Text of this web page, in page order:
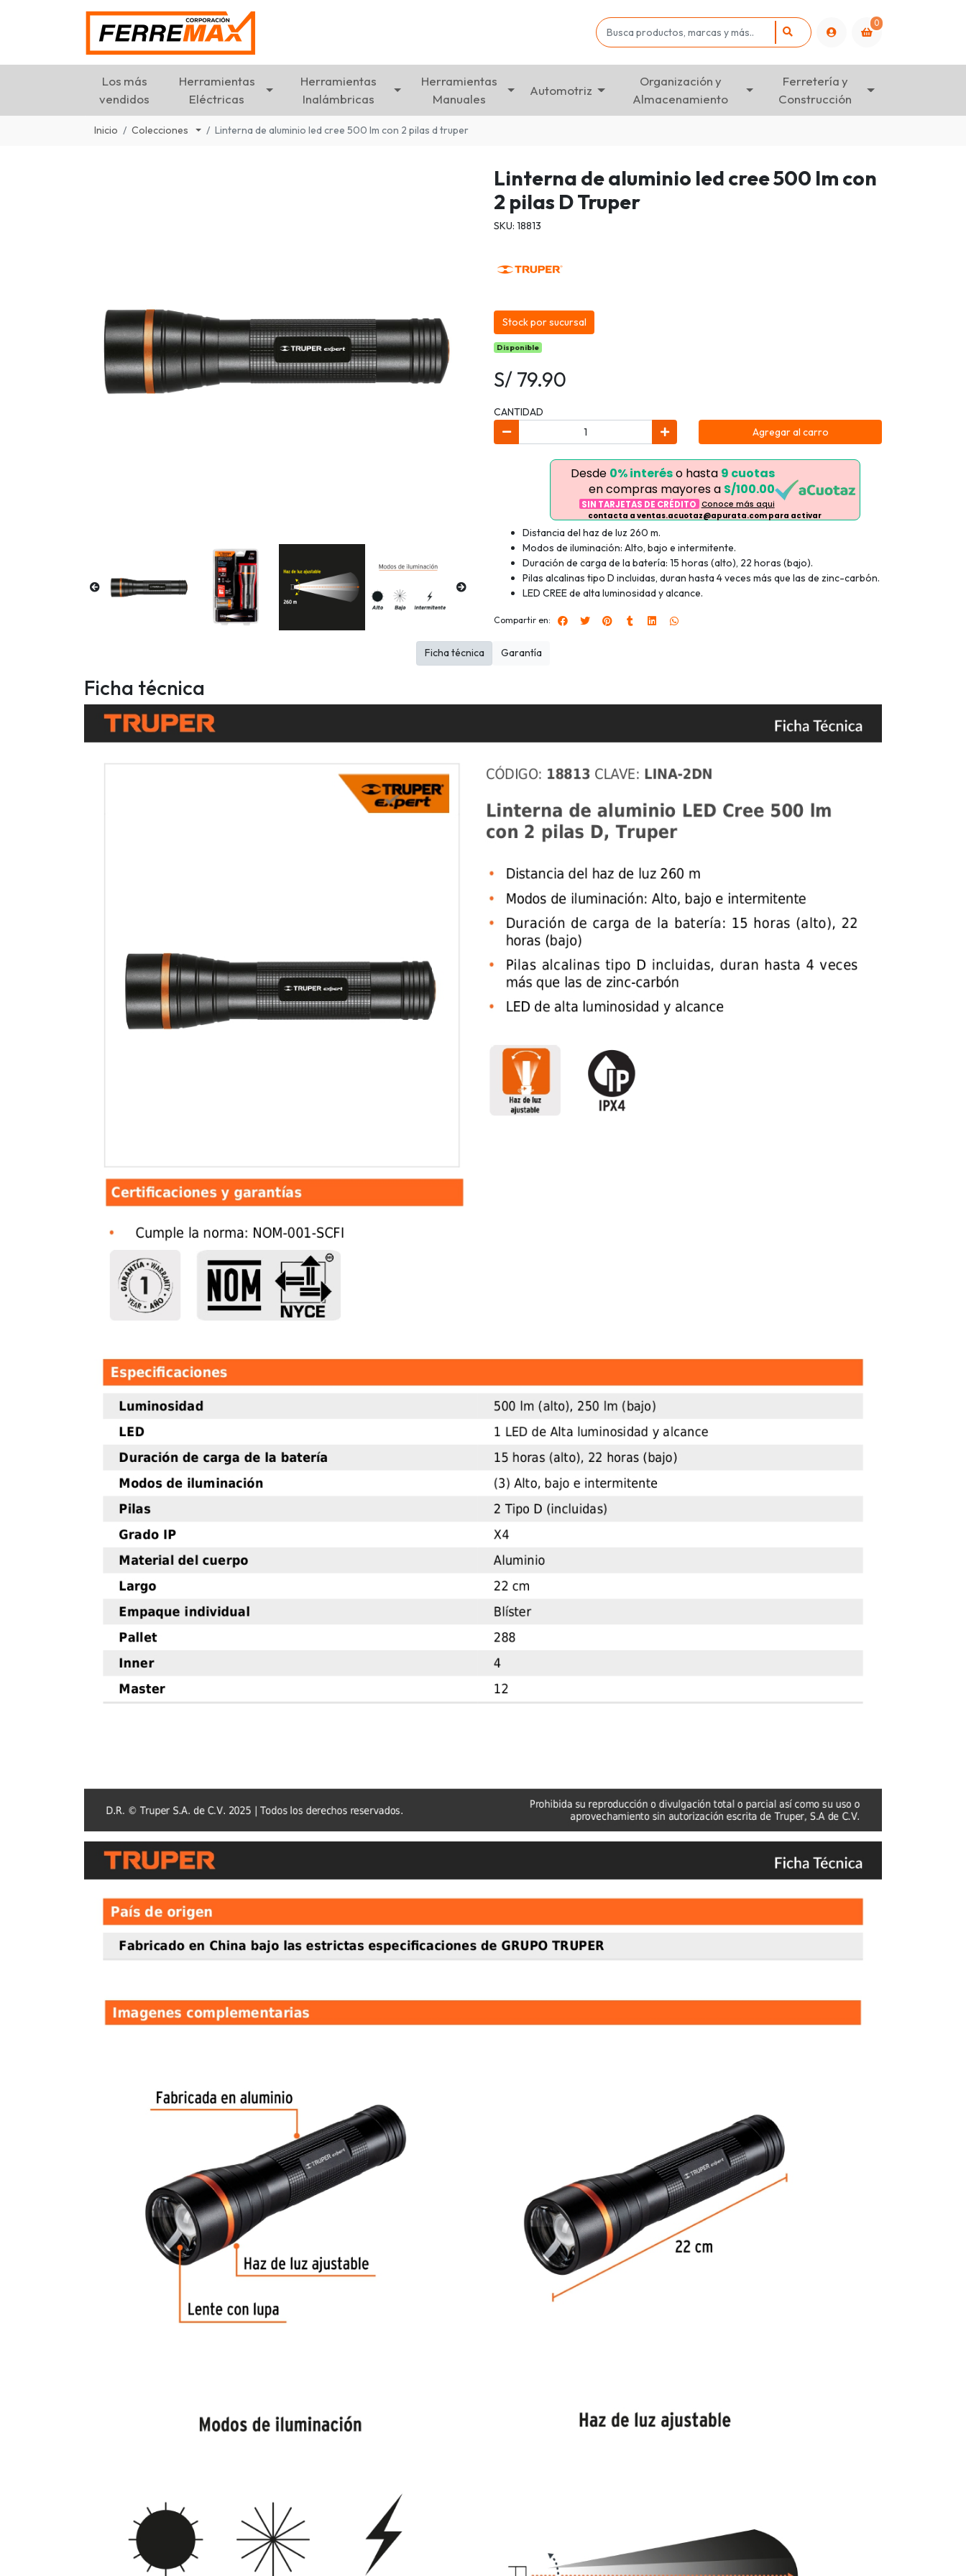
0
Los más
vendidos
Herramientas
Eléctricas
Herramientas
Inalámbricas
Herramientas
Manuales
Automotriz
Organización y
Almacenamiento
Ferretería y
Construcción
Inicio Colecciones Linterna de aluminio led cree 500 lm con 2 pilas d truper
Linterna de aluminio led cree 500 lm con
2 pilas D Truper
SKU: 18813
Stock por sucursal
Disponible
S/ 79.90
CANTIDAD
Agregar al carro
Desde 0% interéso hasta 9 cuotas
en compras mayores a S/100.00
SIN TARJETAS DE CRÉDITO Conoce más aqui
contacta a ventas.acuotaz@apurata.com para activar
Distancia del haz de luz 260 m.
Modos de iluminación: Alto, bajo e intermitente.
Duración de carga de la batería: 15 horas (alto), 22 horas (bajo).
Pilas alcalinas tipo D incluidas, duran hasta 4 veces más que las de zinc-carbón.
LED CREE de alta luminosidad y alcance.
Compartir en:
Ficha técnica
Ficha técnica Garantía